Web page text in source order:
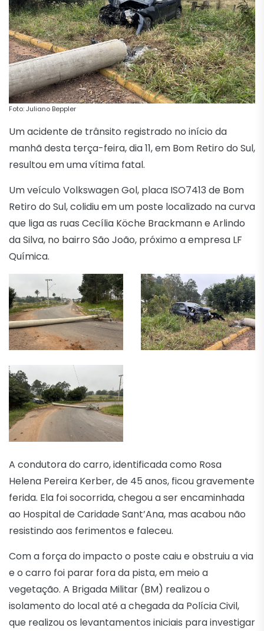
Foto: Juliano Beppler
Um acidente de trânsito registrado no início da
manhã desta terça-feira, dia 11, em Bom Retiro do Sul,
resultou em uma vítima fatal.
Um veículo Volkswagen Gol, placa ISO7413 de Bom
Retiro do Sul, colidiu em um poste localizado na curva
que liga as ruas Cecília Köche Brackmann e Arlindo
da Silva, no bairro São João, próximo a empresa LF
Química.
A condutora do carro, identificada como Rosa
Helena Pereira Kerber, de 45 anos, ficou gravemente
ferida. Ela foi socorrida, chegou a ser encaminhada
ao Hospital de Caridade Sant’Ana, mas acabou não
resistindo aos ferimentos e faleceu.
Com a força do impacto o poste caiu e obstruiu a via
e o carro foi parar fora da pista, em meio a
vegetação. A Brigada Militar (BM) realizou o
isolamento do local até a chegada da Polícia Civil,
que realizou os levantamentos iniciais para investigar